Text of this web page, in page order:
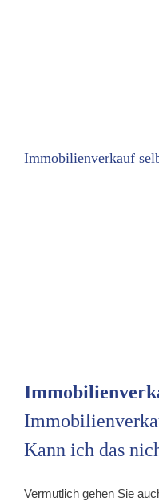
Immobilienverkauf
Kann ich das
Vermutlich gehen Sie